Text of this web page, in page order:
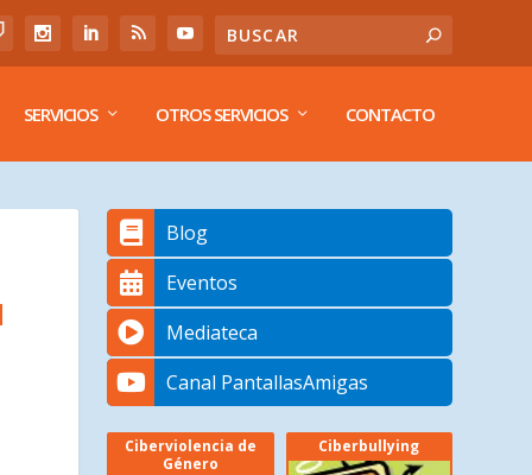
SERVICIOS OTROS SERVICIOS CONTACTO
Blog
Eventos
Mediateca
Canal PantallasAmigas
Ciberviolencia de
Género
Ciberbullying